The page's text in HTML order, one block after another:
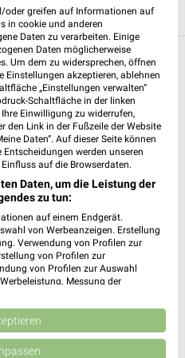
mit
in Wadgassen
in Saarlouis
oder greifen auf Informationen auf
in cookie und anderen
Daten zu verarbeiten. Einige
Daten möglicherweise
Um dem zu widersprechen, öffnen
Einstellungen akzeptieren, ablehnen
„Einstellungen verwalten“
Schaltfläche in der linken
Einwilligung zu widerrufen,
den Link in der Fußzeile der Website
Daten“. Auf dieser Seite können
werden unseren
auf die Browserdaten.
Daten, um die Leistung der
zu tun:
auf einem Endgerät.
von Werbeanzeigen. Erstellung
Verwendung von Profilen zur
von Profilen zur
von Profilen zur Auswahl
Messung der
Quellen. Entwicklung und
reduzierter Daten zur Auswahl
Union weitergegeben und in die